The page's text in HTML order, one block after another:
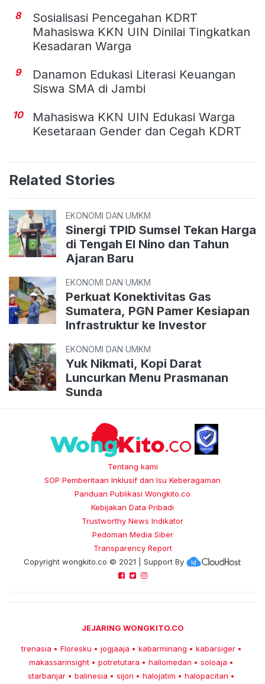
8
Sosialisasi Pencegahan KDRT
Mahasiswa KKN UIN Dinilai Tingkatkan
Kesadaran Warga
9
Danamon Edukasi Literasi Keuangan
Siswa SMA di Jambi
10
Mahasiswa KKN UIN Edukasi Warga
Kesetaraan Gender dan Cegah KDRT
Related Stories
EKONOMI DAN UMKM
Sinergi TPID Sumsel Tekan Harga
di Tengah El Nino dan Tahun
Ajaran Baru
EKONOMI DAN UMKM
Perkuat Konektivitas Gas
Sumatera, PGN Pamer Kesiapan
Infrastruktur ke Investor
EKONOMI DAN UMKM
Yuk Nikmati, Kopi Darat
Luncurkan Menu Prasmanan
Sunda
Tentang kami
SOP Pemberitaan Inklusif dan Isu Keberagaman
Panduan Publikasi Wongkito.co
Kebijakan Data Pribadi
Trustworthy News Indikator
Pedoman Media Siber
Transparency Report
Copyright wongkito.co © 2021 | Support By
JEJARING WONGKITO.CO
trenasia • Floresku • jogjaaja • kabarminang • kabarsiger •
makassarinsight • potretutara • hallomedan • soloaja •
starbanjar • balinesia • sijori • halojatim • halopacitan •